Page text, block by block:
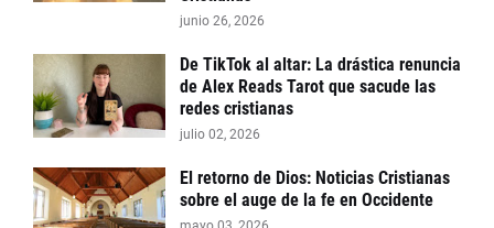
junio 26, 2026
De TikTok al altar: La drástica renuncia
de Alex Reads Tarot que sacude las
redes cristianas
julio 02, 2026
El retorno de Dios: Noticias Cristianas
sobre el auge de la fe en Occidente